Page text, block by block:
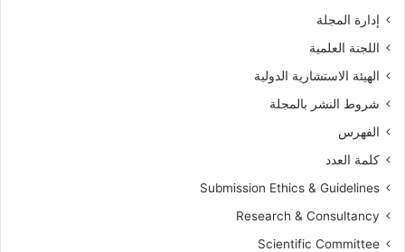
إدارة المجلة
اللجنة العلمية
الهيئة الاستشارية الدولية
شروط النشر بالمجلة
الفهرس
كلمة العدد
Submission Ethics & Guidelines
Research & Consultancy
Scientific Committee